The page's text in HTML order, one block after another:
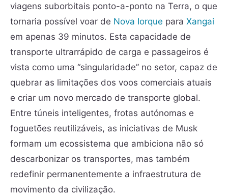
viagens suborbitais ponto-a-ponto na Terra, o que
tornaria possível voar de Nova Iorque para Xangai
em apenas 39 minutos. Esta capacidade de
transporte ultrarrápido de carga e passageiros é
vista como uma “singularidade” no setor, capaz de
quebrar as limitações dos voos comerciais atuais
e criar um novo mercado de transporte global.
Entre túneis inteligentes, frotas autónomas e
foguetões reutilizáveis, as iniciativas de Musk
formam um ecossistema que ambiciona não só
descarbonizar os transportes, mas também
redefinir permanentemente a infraestrutura de
movimento da civilização.